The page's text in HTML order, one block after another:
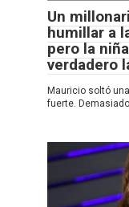
Un
humillar a
pero la
verdadero
Mauricio soltó
fuerte.